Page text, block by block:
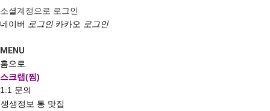
소셜계정으로 로그인
네이버 로그인 카카오 로그인
MENU
홈으로
스크랩(찜)
1:1 문의
생생정보 통 맛집